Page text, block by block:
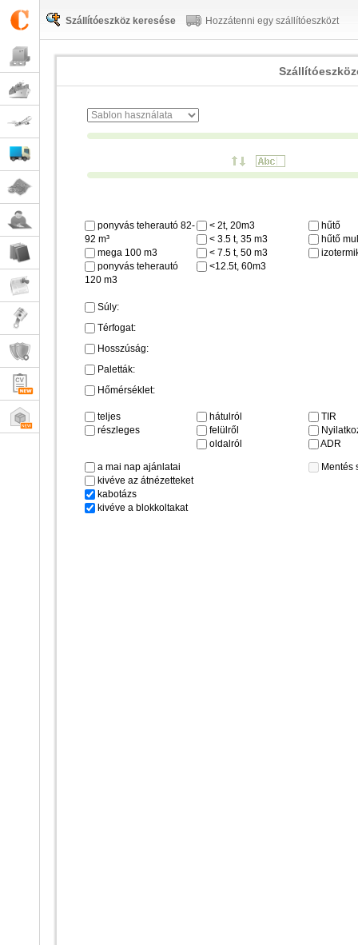
Szállítóeszköz keresése Hozzátenni egy szállítóeszközt
ponyvás teherautó 82-
92 m³
mega 100 m3
ponyvás teherautó
120 m3
< 2t, 20m3
< 3.5 t, 35 m3
< 7.5 t, 50 m3
<12.5t, 60m3
hűtő
hűtő
Súly:
Térfogat:
Hosszúság:
Paletták:
Hőmérséklet:
teljes
részleges
hátulról
felülről
oldalról
TIR
ADR
a mai nap ajánlatai
kivéve az átnézetteket
kabotázs
kivéve a blokkoltakat
Mentés